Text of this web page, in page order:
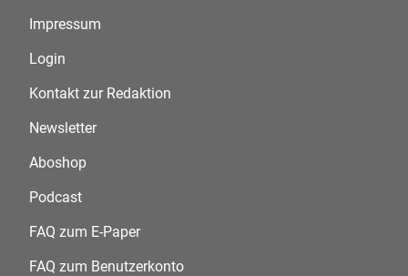
Impressum
Login
Kontakt zur Redaktion
Newsletter
Aboshop
Podcast
FAQ zum E-Paper
FAQ zum Benutzerkonto